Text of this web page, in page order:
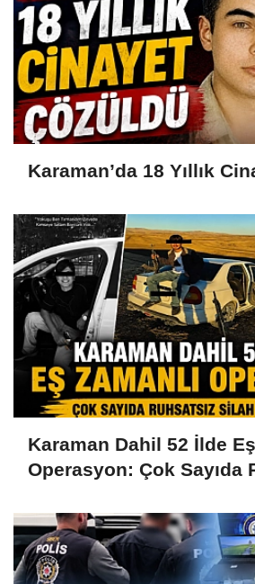
Karaman’da 18 Yıllık
Karaman Dahil 52 İlde
Operasyon: Çok Sayıda